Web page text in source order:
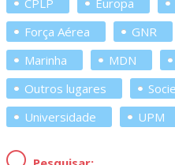
CPLP Europa
Força Aérea
GNR
Marinha
MDN
Outros lugares
Universidade
UPM